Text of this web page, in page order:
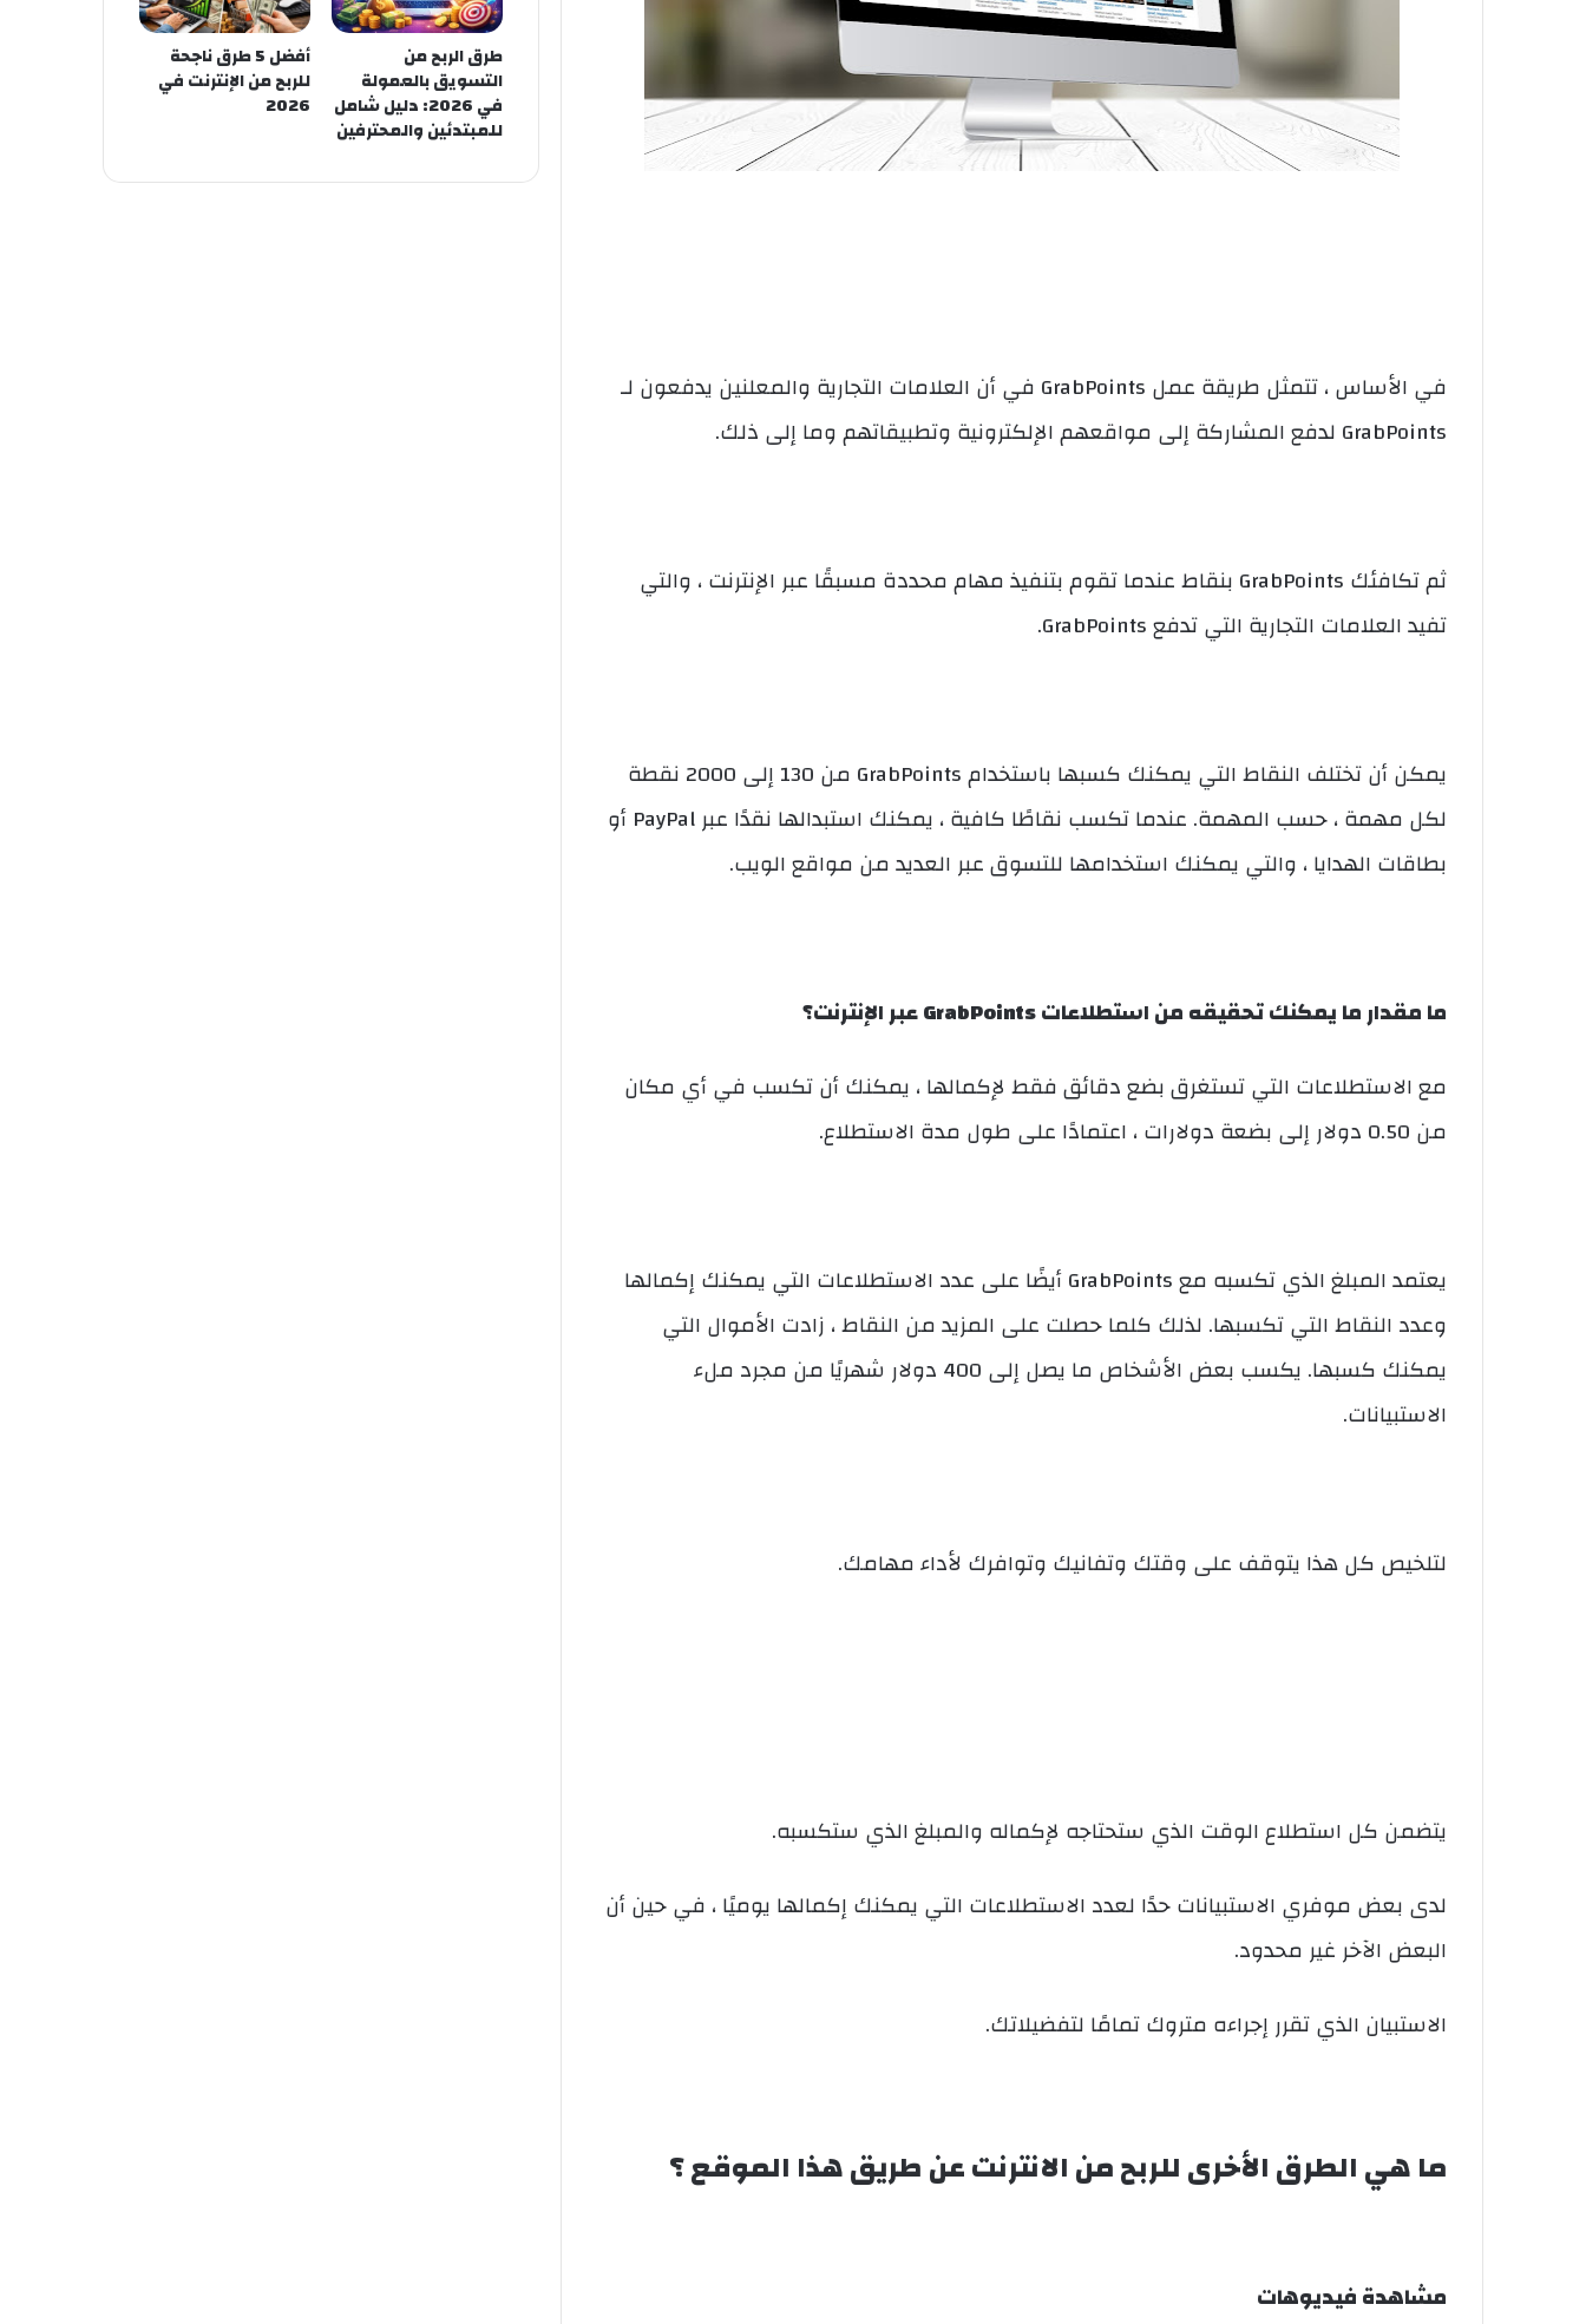
في الأساس ، تتمثل طريقة عمل GrabPoints في أن العلامات التجارية والمعلنين يدفعون لـ
GrabPoints لدفع المشاركة إلى مواقعهم الإلكترونية وتطبيقاتهم وما إلى ذلك.
ثم تكافئك GrabPoints بنقاط عندما تقوم بتنفيذ مهام محددة مسبقًا عبر الإنترنت ، والتي
تفيد العلامات التجارية التي تدفع GrabPoints.
يمكن أن تختلف النقاط التي يمكنك كسبها باستخدام GrabPoints من 130 إلى 2000 نقطة
لكل مهمة ، حسب المهمة. عندما تكسب نقاطًا كافية ، يمكنك استبدالها نقدًا عبر PayPal أو
بطاقات الهدايا ، والتي يمكنك استخدامها للتسوق عبر العديد من مواقع الويب.
ما مقدار ما يمكنك تحقيقه من استطلاعات GrabPoints عبر الإنترنت؟
مع الاستطلاعات التي تستغرق بضع دقائق فقط لإكمالها ، يمكنك أن تكسب في أي مكان
من 0.50 دولار إلى بضعة دولارات ، اعتمادًا على طول مدة الاستطلاع.
يعتمد المبلغ الذي تكسبه مع GrabPoints أيضًا على عدد الاستطلاعات التي يمكنك إكمالها
وعدد النقاط التي تكسبها. لذلك كلما حصلت على المزيد من النقاط ، زادت الأموال التي
يمكنك كسبها. يكسب بعض الأشخاص ما يصل إلى 400 دولار شهريًا من مجرد ملء
الاستبيانات.
لتلخيص كل هذا يتوقف على وقتك وتفانيك وتوافرك لأداء مهامك.
يتضمن كل استطلاع الوقت الذي ستحتاجه لإكماله والمبلغ الذي ستكسبه.
لدى بعض موفري الاستبيانات حدًا لعدد الاستطلاعات التي يمكنك إكمالها يوميًا ، في حين أن
البعض الآخر غير محدود.
الاستبيان الذي تقرر إجراءه متروك تمامًا لتفضيلاتك.
ما هي الطرق الأخرى للربح من الانترنت عن طريق هذا الموقع ؟
مشاهدة فيديوهات
طرق الربح من
التسويق بالعمولة
في 2026: دليل شامل
للمبتدئين والمحترفين
أفضل 5 طرق ناجحة
للربح من الإنترنت في
2026